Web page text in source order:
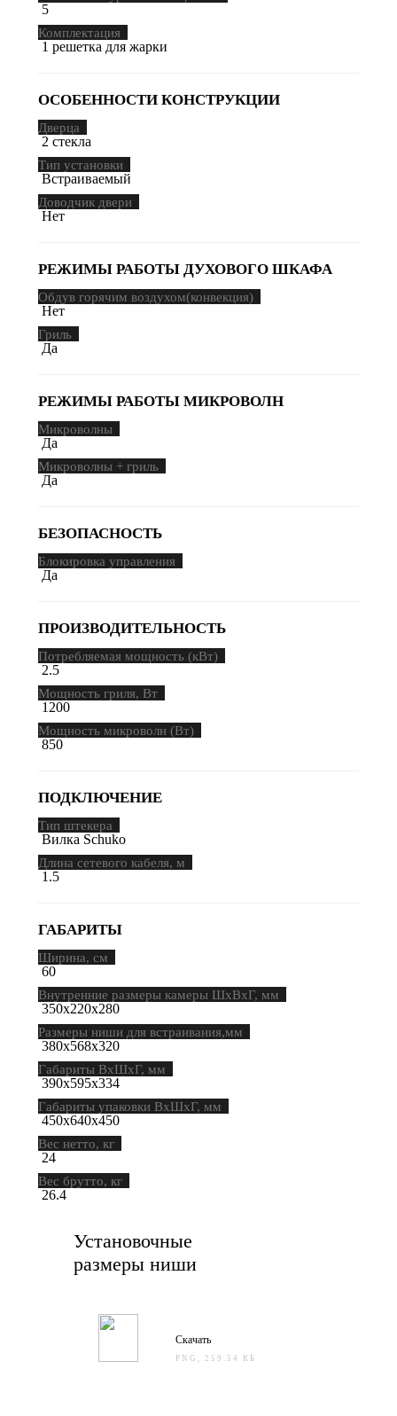
5
Комплектация
1 решетка для жарки
ОСОБЕННОСТИ КОНСТРУКЦИИ
Дверца
2 стекла
Тип установки
Встраиваемый
Доводчик двери
Нет
РЕЖИМЫ РАБОТЫ ДУХОВОГО ШКАФА
Обдув горячим воздухом(конвекция)
Нет
Гриль
Да
РЕЖИМЫ РАБОТЫ МИКРОВОЛН
Микроволны
Да
Микроволны + гриль
Да
БЕЗОПАСНОСТЬ
Блокировка управления
Да
ПРОИЗВОДИТЕЛЬНОСТЬ
Потребляемая мощность (кВт)
2.5
Мощность гриля, Вт
1200
Мощность микроволн (Вт)
850
ПОДКЛЮЧЕНИЕ
Тип штекера
Вилка Schuko
Длина сетевого кабеля, м
1.5
ГАБАРИТЫ
Ширина, см
60
Внутренние размеры камеры ШхВхГ, мм
350х220х280
Размеры ниши для встраивания,мм
380х568х320
Габариты ВхШхГ, мм
390х595х334
Габариты упаковки ВхШхГ, мм
450х640х450
Вес нетто, кг
24
Вес брутто, кг
26.4
Установочные
размеры ниши
Скачать
PNG, 259.54 КБ